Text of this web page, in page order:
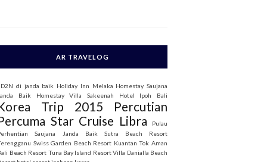
AR TRAVELOG
di janda baik Holiday Inn Melaka Homestay Saujana
Baik
Homestay Villa Sakeenah Hotel Ipoh Bali
Trip 2015
Percutian
Star Cruise Libra
Pulau
Saujana Janda Baik
Sutra Beach Resort
Swiss Garden Beach Resort Kuantan Tok Aman
Beach Resort Tuna Bay Island Resort Villa Danialla Beach